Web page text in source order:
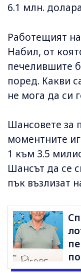
6.1 млн.
Работещият
Набил, от
печелившите
поред. Какви
не мога да си
Шансовете за
моментните
1 към 3.5
Шансът да се
пък възлизат